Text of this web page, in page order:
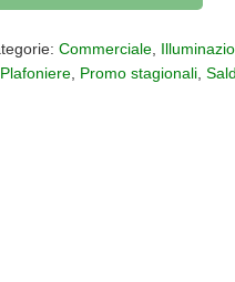
Commerciale,
Plafoniere Promo stagionali ,